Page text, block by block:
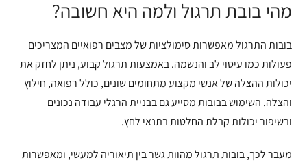
מהי בובת תרגול ולמה היא חשובה?
בובות התרגול מאפשרות סימולציות של מצבים רפואיים המצריכים
פעולות כמו עיסוי לב והנשמה. באמצעות תרגול קבוע, ניתן לחזק את
יכולות ההצלה של אנשי מקצוע מתחומים שונים, כולל רפואה, חילוץ
והצלה. השימוש בבובות מסייע גם בבניית הרגלי עבודה נכונים
ובשיפור יכולות קבלת החלטות בתנאי לחץ.
מעבר לכך, בובות תרגול מהוות גשר בין תיאוריה למעשי, ומאפשרות